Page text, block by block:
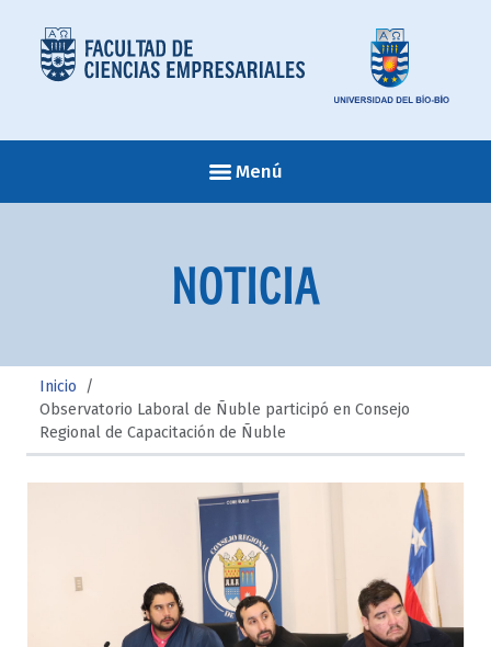
Menú
NOTICIA
Inicio
/
Observatorio Laboral de Ñuble participó en Consejo
Regional de Capacitación de Ñuble